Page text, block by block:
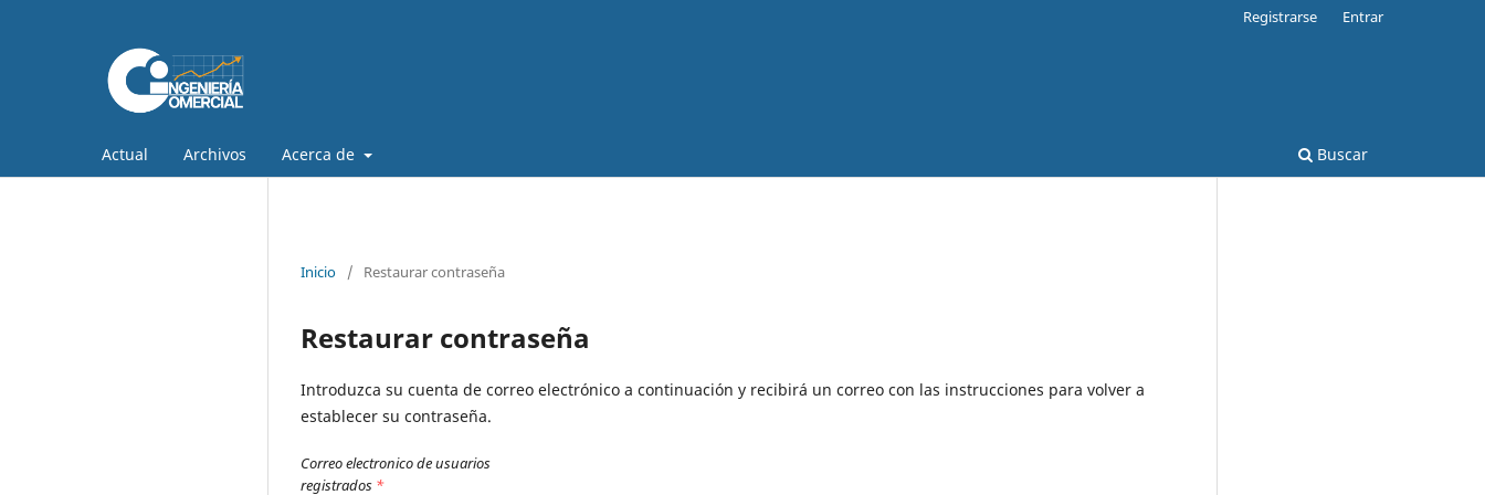
Actual Archivos Acerca de Buscar
Registrarse Entrar
Inicio / Restaurar contraseña
Restaurar contraseña
Introduzca su cuenta de correo electrónico a continuación y recibirá un correo con las instrucciones para volver a
establecer su contraseña.
Correo electronico de usuarios
registrados *